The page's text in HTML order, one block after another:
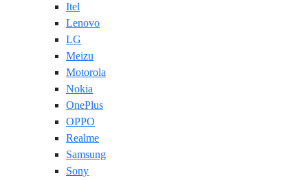
Itel
Lenovo
LG
Meizu
Motorola
Nokia
OnePlus
OPPO
Realme
Samsung
Sony